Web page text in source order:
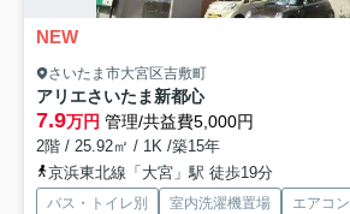
NEW
さいたま市大宮区吉敷町
アリエさいたま新都心
7.9万円 管理/共益費5,000円
2階 / 25.92㎡ / 1K /築15年
京浜東北線「大宮」駅 徒歩19分
バス・トイレ別 室内洗濯機置場 エアコン